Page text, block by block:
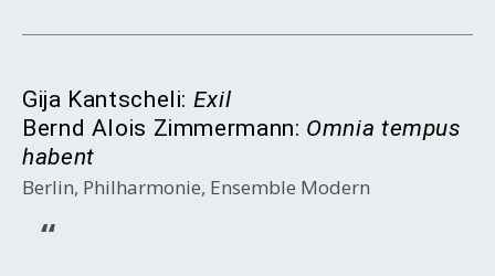
Gija Kantscheli: Exil
Bernd Alois Zimmermann: Omnia tempus
habent
Berlin, Philharmonie, Ensemble Modern